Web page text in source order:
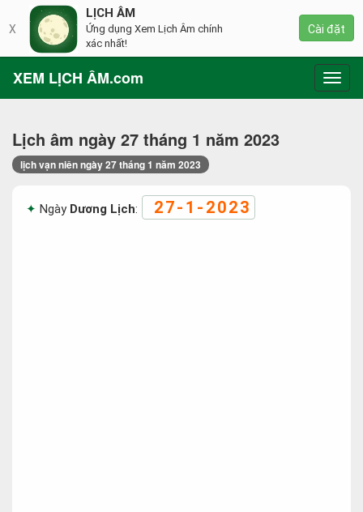
XEM LỊCH ÂM.com
Lịch âm ngày 27 tháng 1 năm 2023
lịch vạn niên ngày 27 tháng 1 năm 2023
Ngày Dương Lịch: 27-1-2023
X
LỊCH ÂM
Ứng dụng Xem Lịch Âm chính
xác nhất!
Cài đặt